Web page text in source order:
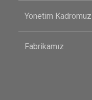
Yönetim Kadromuz
Fabrikamız